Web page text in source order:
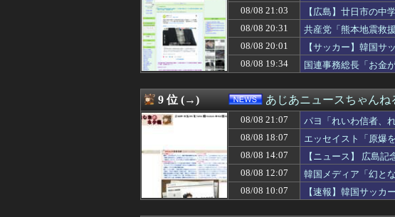
08/08 22:00
天下一品とかいう定期的に行って
08/08 22:00
シカ「全部喰った」 祭り中止
08/08 22:00
今年のたいじは老人会RUSTで暴
08/08 22:00
【画像】藤嶌果歩のムチムチミル
08/08 22:00
マヨイ「あのさあ、なるほどくん
08/08 22:00
謎の勢力「AI発展したらお前らは
08/08 22:00
スタバで大量にいるMacBookいじ
08/08 22:00
【熊本地震】車中泊避難して留守
08/08 22:00
【艦これ】ひみつの通り道 他
海外「日本のメディアを楽しめな
海外「ほら、明かりが見えるでし
08/08 22:00
『幻想水滸伝 スターリープ』とり
08/08 22:00
【画像】温泉美女さん、濡れタオ
08/08 22:00
【朗報】Amazonプライムビデオ
08/08 21:59
【画像】週刊少年ジャンプ、世代
08/08 21:03
【広島】廿日市の
性
08/08 20:31
共産党「熊本地震救
08/08 20:01
【サッカー】韓国
08/08 19:34
国連事務総長「お金
9 位 (→) あじあニュースちゃんね
08/08 21:07
パヨ「れいわ信者、
08/08 18:07
エッセイスト「原爆
08/08 14:07
【ニュース】 広島
08/08 12:07
韓国メディア「幻と
08/08 10:07
【速報】韓国サッカ